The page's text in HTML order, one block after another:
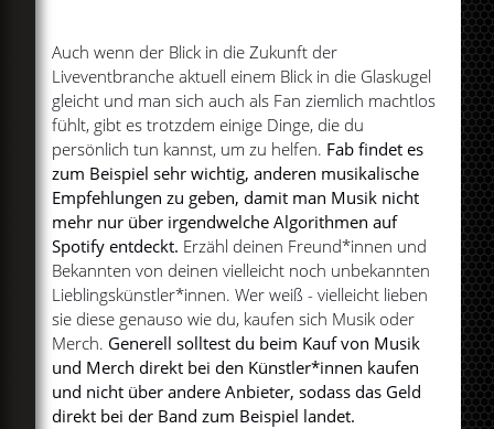
Auch wenn der Blick in die Zukunft der
Liveventbranche aktuell einem Blick in die Glaskugel
gleicht und man sich auch als Fan ziemlich machtlos
fühlt, gibt es trotzdem einige Dinge, die du
persönlich tun kannst, um zu helfen. Fab findet es
zum Beispiel sehr wichtig, anderen musikalische
Empfehlungen zu geben, damit man Musik nicht
mehr nur über irgendwelche Algorithmen auf
Spotify entdeckt. Erzähl deinen Freund*innen und
Bekannten von deinen vielleicht noch unbekannten
Lieblingskünstler*innen. Wer weiß - vielleicht lieben
sie diese genauso wie du, kaufen sich Musik oder
Merch. Generell solltest du beim Kauf von Musik
und Merch direkt bei den Künstler*innen kaufen
und nicht über andere Anbieter, sodass das Geld
direkt bei der Band zum Beispiel landet.